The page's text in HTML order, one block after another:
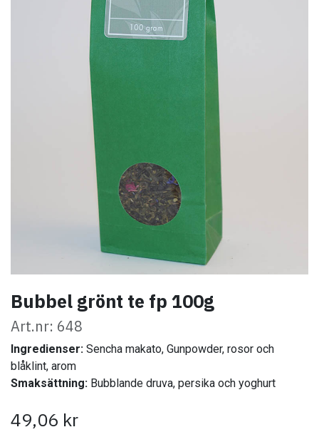
Bubbel grönt te fp 100g
Art.nr: 648
Ingredienser: Sencha makato, Gunpowder, rosor och
blåklint, arom
Smaksättning: Bubblande druva, persika och yoghurt
49,06 kr